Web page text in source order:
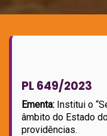
PL 649/2023
Ementa: Institui o
âmbito do Estado
providências.